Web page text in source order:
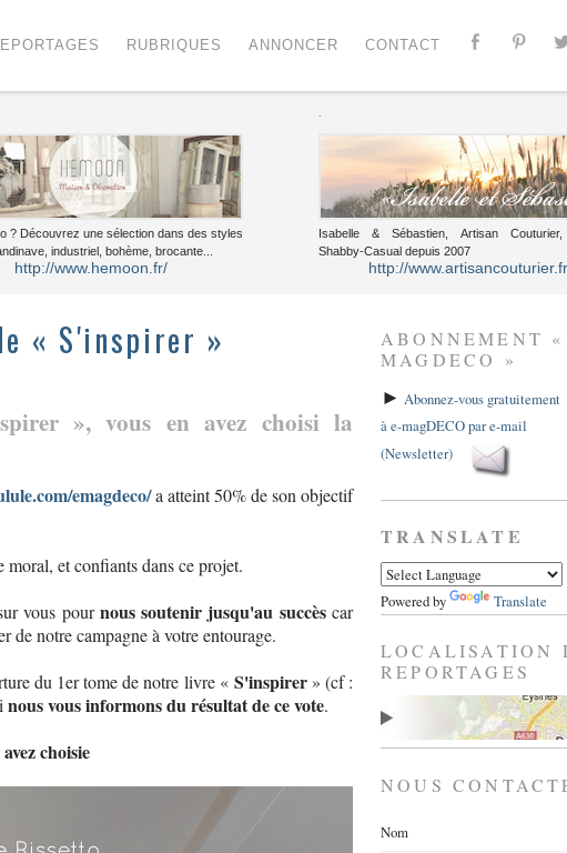
RUBRIQUES ANNONCER CONTACT
? Découvrez une sélection dans des styles
industriel, bohème, brocante...
http://www.hemoon.fr/
Isabelle & Sébastien, Artisan
Shabby-Casual depuis 2007
http://
« S'inspirer »
», vous en avez choisi la
emagdeco/a atteint 50% de son objectif
et confiants dans ce projet.
vous pournous soutenir jusqu'au succèscar
de notre campagne à votre entourage.
du 1er tome de notre livre « S'inspirer» (cf :
nous vous informons du résultat de ce vote.
choisie
ABONNEMENT
MAGDECO »
► Abonnez-vous gratuitement
à e-magDECO par e-mail
(Newsletter)
TRANSLATE
Powered by Translate
LOCALISATION
REPORTAGES
NOUS
Nom